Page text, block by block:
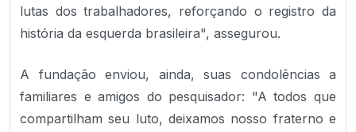
lutas dos trabalhadores, reforçando o registro da
história da esquerda brasileira", assegurou.
A fundação enviou, ainda, suas condolências a
familiares e amigos do pesquisador: "A todos que
compartilham seu luto, deixamos nosso fraterno e